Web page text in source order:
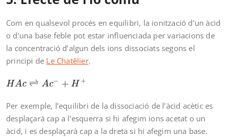
Com en qualsevol procés en equilibri, la ionització d’un àcid
o d’una base feble pot estar influenciada per variacions de
la concentració d’algun dels ions dissociats segons el
principi de Le Chatêlier.
HAc ⇌ Ac− + H +
HAc ⇌Ac − +H +
Per exemple, l’equilibri de la dissociació de l’àcid acètic es
desplaçarà cap a l’esquerra si hi afegim ions acetat o un
àcid, i es desplaçarà cap a la dreta si hi afegim una base.